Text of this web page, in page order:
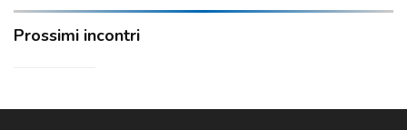
Prossimi incontri